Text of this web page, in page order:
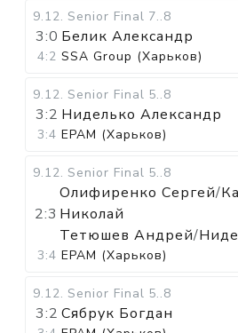
9.12. Senior Final 7..8
3:0 Белик Александр
4:2 SSA Group (Харьков)
9.12. Senior Final 5..8
3:2 Ниделько Александр
3:4 EPAM (Харьков)
9.12. Senior Final 5..8
2:3
Олифиренко Сергей/
Николай
Тетюшев Андрей/
3:4 EPAM (Харьков)
9.12. Senior Final 5..8
3:2 Сябрук Богдан